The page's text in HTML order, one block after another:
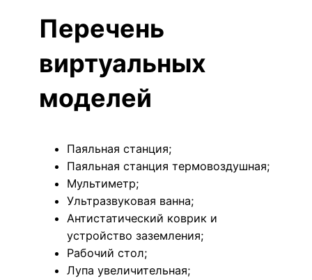
Перечень
виртуальных
моделей
Паяльная станция;
Паяльная станция термовоздушная;
Мультиметр;
Ультразвуковая ванна;
Антистатический коврик и
устройство заземления;
Рабочий стол;
Лупа увеличительная;